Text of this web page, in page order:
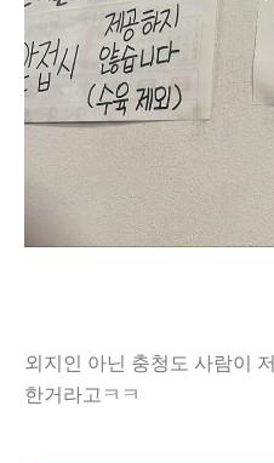
외지인 아닌 충청도 사람이
한거라고ㅋㅋ